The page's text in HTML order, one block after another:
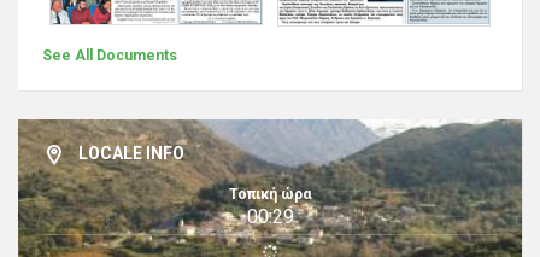
See All Documents
LOCALE INFO
Τοπική ώρα
00:29